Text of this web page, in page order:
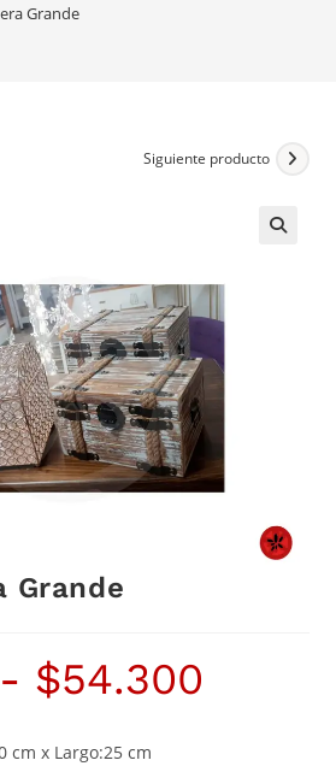
Contacto
Grande
Siguiente producto
Grande
- $54.300
cm x Largo:25 cm